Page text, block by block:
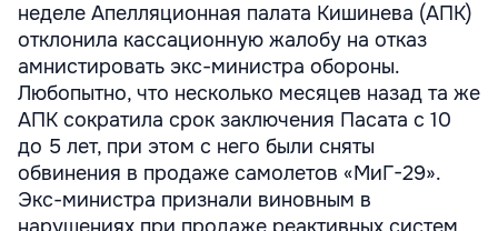
неделе Апелляционная палата Кишинева (АПК)
отклонила кассационную жалобу на отказ
амнистировать экс-министра обороны.
Любопытно, что несколько месяцев назад та же
АПК сократила срок заключения Пасата с 10
до 5 лет, при этом с него были сняты
обвинения в продаже самолетов «МиГ-29».
Экс-министра признали виновным в